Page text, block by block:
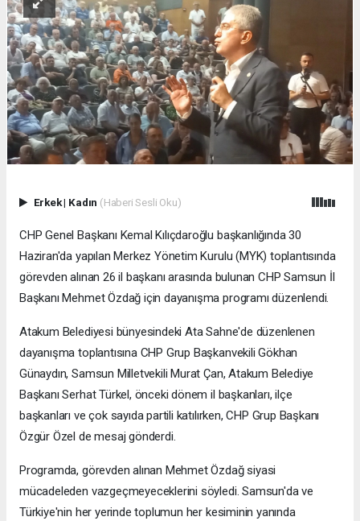
Erkek| Kadın (Haberi Sesli Oku)
CHP Genel Başkanı Kemal Kılıçdaroğlu başkanlığında 30
Haziran'da yapılan Merkez Yönetim Kurulu (MYK) toplantısında
görevden alınan 26 il başkanı arasında bulunan CHP Samsun İl
Başkanı Mehmet Özdağ için dayanışma programı düzenlendi.
Atakum Belediyesi bünyesindeki Ata Sahne'de düzenlenen
dayanışma toplantısına CHP Grup Başkanvekili Gökhan
Günaydın, Samsun Milletvekili Murat Çan, Atakum Belediye
Başkanı Serhat Türkel, önceki dönem il başkanları, ilçe
başkanları ve çok sayıda partili katılırken, CHP Grup Başkanı
Özgür Özel de mesaj gönderdi.
Programda, görevden alınan Mehmet Özdağ siyasi
mücadeleden vazgeçmeyeceklerini söyledi. Samsun'da ve
Türkiye'nin her yerinde toplumun her kesiminin yanında